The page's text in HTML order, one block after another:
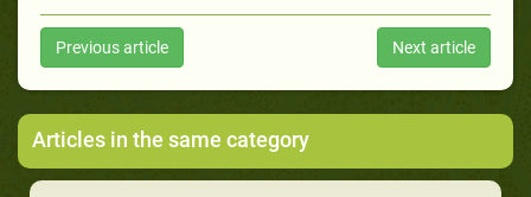
Previous article Next article
Articles in the same category